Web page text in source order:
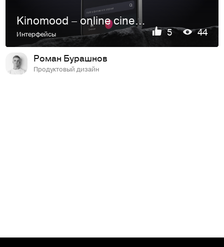
Kinomood – online cinema app
Интерфейсы 5 44
Роман Бурашнов
Продуктовый дизайн